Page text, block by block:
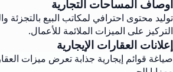
أوصاف المساحات التجارية
توليد محتوى احترافي لمكاتب البيع بالتجزئة
التركيز على الميزات الملائمة للأعمال.
إعلانات العقارات الإيجارية
صياغة قوائم إيجارية جذابة تعرض ميزات